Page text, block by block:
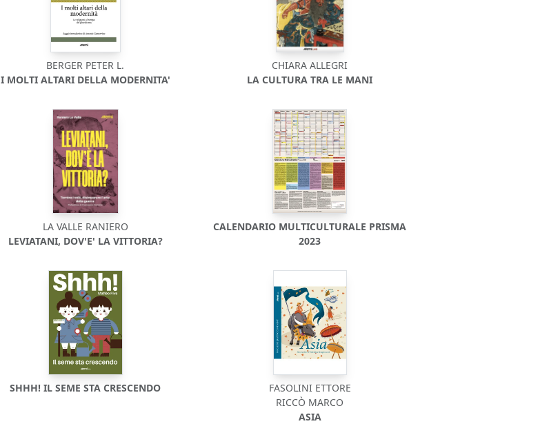
BERGER PETER L.
I MOLTI ALTARI DELLA MODERNITA'
CHIARA ALLEGRI
LA CULTURA TRA LE MANI
LA VALLE RANIERO
LEVIATANI, DOV'E' LA VITTORIA?
CALENDARIO MULTICULTURALE PRISMA
2023
SHHH! IL SEME STA CRESCENDO
FASOLINI ETTORE
RICCÒ MARCO
ASIA